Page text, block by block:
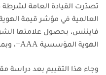
تصدّرت القيادة العامة لشرطة
العالمية في مؤشر قيمة
فايننس، بحصول علامتها
الهوية المؤسسية AAA+، وبمجموع نقاط يبلغ 9.2 من 10.